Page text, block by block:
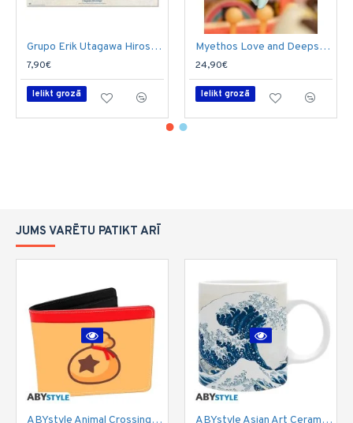
Grupo Erik Utagawa Hiroshige Poster Maxi 91.5 x 61 cm - Cherry Trees in Bloom on the Embankment - Plakāts
7,90€
Ielikt grozā
Myethos Love and Deepspace The Heart Swaying ChiBi Figure 5cm - Zayne - Plastmasas figūriņa
24,90€
Ielikt grozā
JUMS VARĒTU PATIKT ARĪ
ABYstyle Animal Crossing Wallet 9.5 x 11cm - "Bell beg" - Naudas maks ABYstyle Asian Art Ceramic Mug 320ml - Hokusai The Great Wave - Krūze